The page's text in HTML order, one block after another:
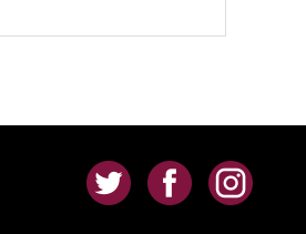
. . .